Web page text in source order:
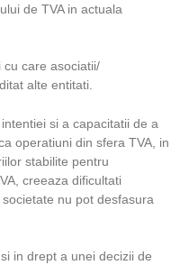
de TVA in actuala
care asociatii/
alte entitati.
si a capacitatii de a
operatiuni din sfera TVA, in
stabilite pentru
creeaza dificultati
nu pot desfasura
in drept a unei decizii de